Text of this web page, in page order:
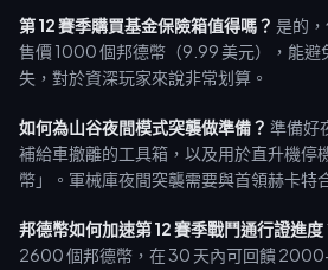
第 12 賽季購買基金保險箱值得嗎？ 是的
售價 1000 個邦德幣（9.99 美元），能避
失，對於資深玩家來說非常划算。
如何為山谷夜間模式突襲做準備？ 準備好
補給車撤離的工具箱，以及用於直升機停
幣」。軍械庫夜間突襲需要與首領赫卡特
邦德幣如何加速第 12 賽季戰鬥通行證進度
2600 個邦德幣，在 30 天內可回饋